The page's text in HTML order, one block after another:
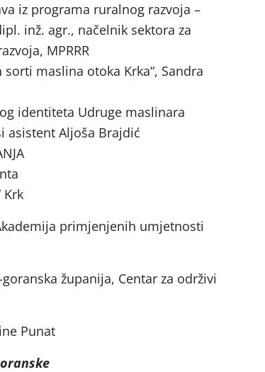
iz programa ruralnog razvoja –
inž. agr., načelnik sektora za
MPRRR
maslina otoka Krka“, Sandra
identiteta Udruge maslinara
asistent Aljoša Brajdić
Krk
primjenjenih umjetnosti
županija, Centar za održivi
Punat